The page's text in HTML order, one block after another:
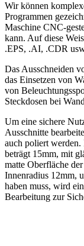
Wir können
Programmen
Maschine CNC-
kann. Auf diese
.EPS, .AI, .CDR
Das Ausschneiden
das Einsetzen von
von
Steckdosen bei
Um eine sichere
Ausschnitte
auch poliert
beträgt 15mm, mit
matte Oberfläche
Innenradius 12mm,
haben muss, wird
Bearbeitung zur